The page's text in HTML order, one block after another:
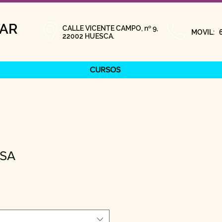
CALLE VICENTE CAMPO, nº 9,
22002 HUESCA.
MOVIL:
CURSOS